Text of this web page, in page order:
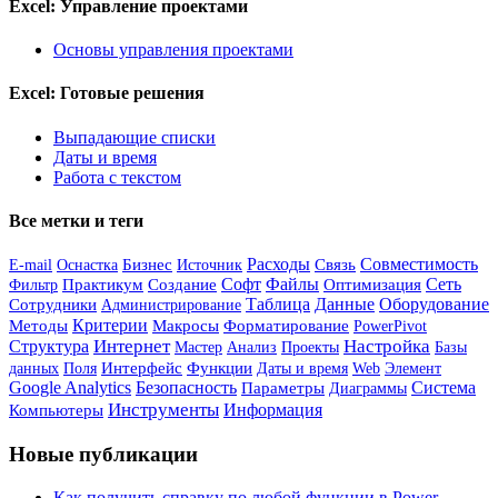
Excel: Управление проектами
Основы управления проектами
Excel: Готовые решения
Выпадающие списки
Даты и время
Работа с текстом
Все метки и теги
E-mail Оснастка Бизнес Источник Расходы Связь Совместимость
Фильтр Практикум Создание Софт Файлы Оптимизация Сеть
Сотрудники Администрирование Таблица Данные Оборудование
Методы Критерии Макросы Форматирование PowerPivot
Структура Интернет Мастер Анализ Проекты Настройка Базы
данных Поля Интерфейс Функции Даты и время Web Элемент
Google Analytics Безопасность Параметры Диаграммы Система
Компьютеры Инструменты Информация
Новые публикации